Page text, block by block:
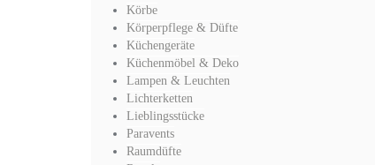
Körbe
Körperpflege & Düfte
Küchengeräte
Küchenmöbel & Deko
Lampen & Leuchten
Lichterketten
Lieblingsstücke
Paravents
Raumdüfte